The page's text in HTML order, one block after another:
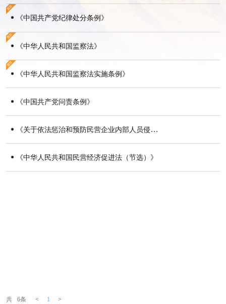
《中国共产党纪律处分条例》
《中华人民共和国监察法》
《中华人民共和国监察法实施条例》
《中国共产党问责条例》
《关于依法惩治和预防民营企业内部人员侵害民营企业合法权益犯罪、为民营经济发展营造良好法治环境的意见》
《中华人民共和国民营经济促进法（节选）》
共 6条 < 1 >